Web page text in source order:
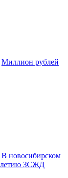
Миллион рублей
В новосибирском
летию ЗСЖД